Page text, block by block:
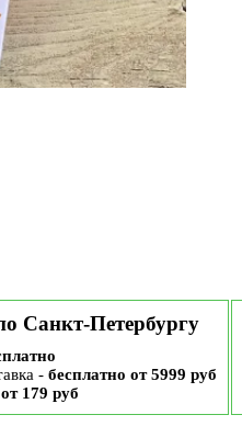
Санкт-Петербургу
- бесплатно от 5999 руб
от 179 руб